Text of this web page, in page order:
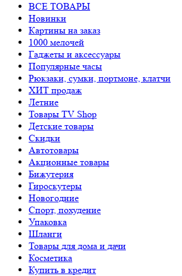
ВСЕ ТОВАРЫ
Новинки
Картины на заказ
1000 мелочей
Гаджеты и аксессуары
Популярные часы
Рюкзаки, сумки, портмоне, клатчи
ХИТ продаж
Летние
Товары TV Shop
Детские товары
Cкидки
Автотовары
Акционные товары
Бижутерия
Гироскутеры
Новогодние
Спорт, похудение
Упаковка
Шланги
Товары для дома и дачи
Косметика
Купить в кредит